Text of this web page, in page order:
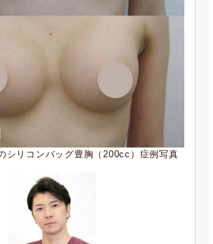
シリコンバッグ豊胸（200cc）症例写真